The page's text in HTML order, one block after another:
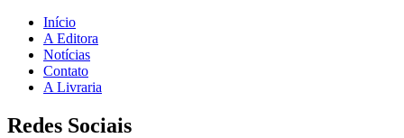
Início
A Editora
Notícias
Contato
A Livraria
Redes Sociais